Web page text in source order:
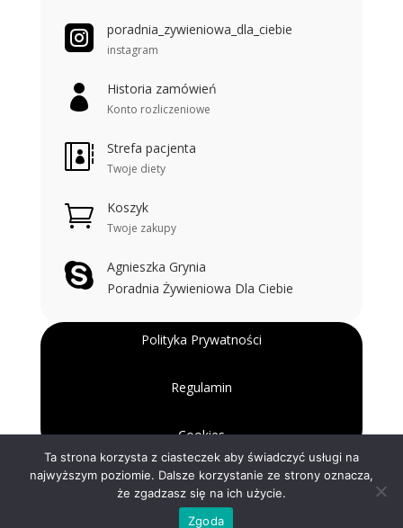
 poradnia_zywieniowa_dla_ciebie
instagram
 Historia zamówień
Konto rozliczeniowe
 Strefa pacjenta
Twoje diety
 Koszyk
Twoje zakupy

Agnieszka Grynia
Poradnia Żywieniowa Dla Ciebie
Polityka Prywatności
Regulamin
Cookies
Ta strona korzysta z ciasteczek aby świadczyć usługi na
najwyższym poziomie. Dalsze korzystanie ze strony oznacza,
że zgadzasz się na ich użycie.
Zgoda